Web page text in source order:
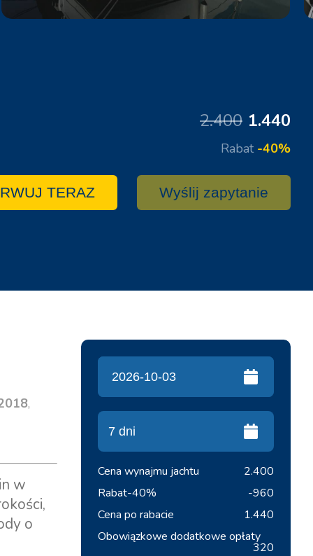
2.400 1.440
Rabat -40%
TERAZ Wyślij zapytanie
,
w
o
Cena wynajmu jachtu
2.400
Rabat-40%
-960
Cena po rabacie
1.440
Obowiązkowe dodatkowe opłaty
320